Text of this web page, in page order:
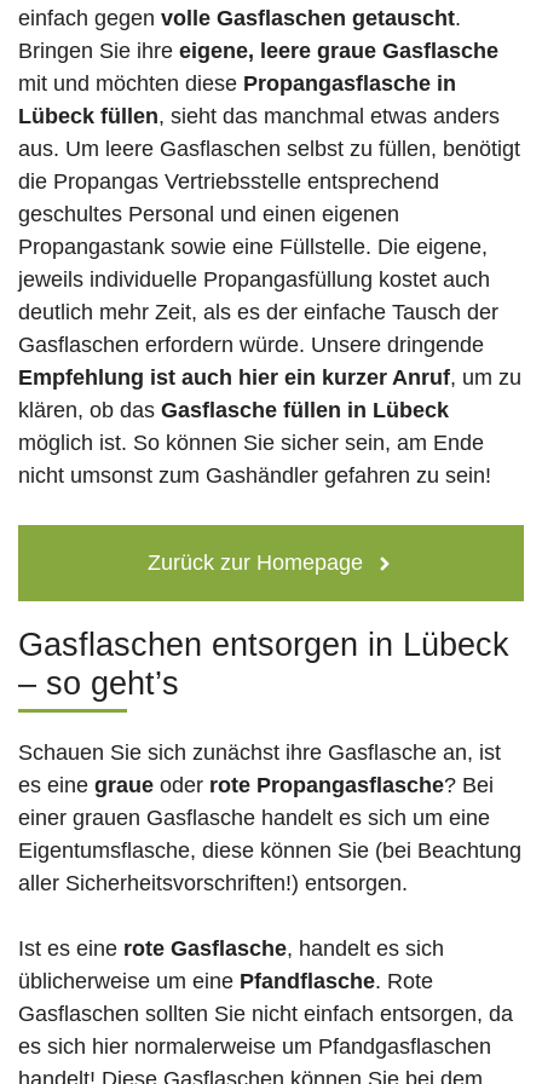
einfach gegen volle Gasflaschen getauscht.
Bringen Sie ihre eigene, leere graue Gasflasche
mit und möchten diese Propangasflasche in
Lübeck füllen, sieht das manchmal etwas anders
aus. Um leere Gasflaschen selbst zu füllen, benötigt
die Propangas Vertriebsstelle entsprechend
geschultes Personal und einen eigenen
Propangastank sowie eine Füllstelle. Die eigene,
jeweils individuelle Propangasfüllung kostet auch
deutlich mehr Zeit, als es der einfache Tausch der
Gasflaschen erfordern würde. Unsere dringende
Empfehlung ist auch hier ein kurzer Anruf, um zu
klären, ob das Gasflasche füllen in Lübeck
möglich ist. So können Sie sicher sein, am Ende
nicht umsonst zum Gashändler gefahren zu sein!
Zurück zur Homepage
Gasflaschen entsorgen in Lübeck
– so geht’s
Schauen Sie sich zunächst ihre Gasflasche an, ist
es eine graue oder rote Propangasflasche? Bei
einer grauen Gasflasche handelt es sich um eine
Eigentumsflasche, diese können Sie (bei Beachtung
aller Sicherheitsvorschriften!) entsorgen.
Ist es eine rote Gasflasche, handelt es sich
üblicherweise um eine Pfandflasche. Rote
Gasflaschen sollten Sie nicht einfach entsorgen, da
es sich hier normalerweise um Pfandgasflaschen